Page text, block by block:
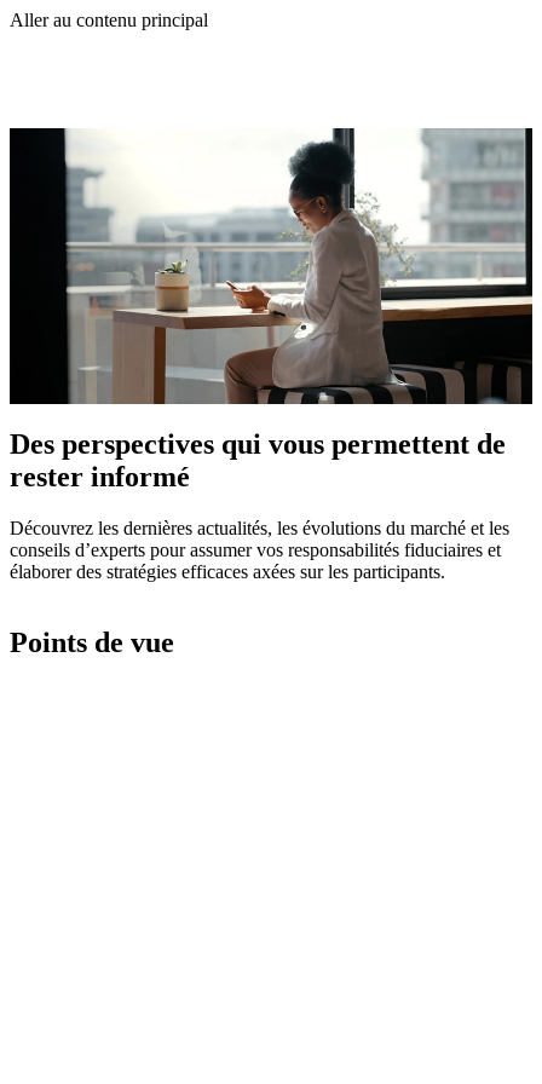
Aller au contenu principal
Des perspectives qui vous permettent de
rester informé
Découvrez les dernières actualités, les évolutions du marché et les
conseils d’experts pour assumer vos responsabilités fiduciaires et
élaborer des stratégies efficaces axées sur les participants.
Points de vue